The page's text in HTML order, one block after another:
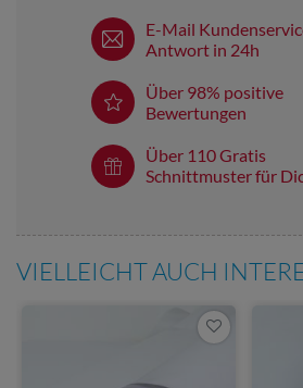
E-Mail
Antwort in 24h
Über 98% positive
Bewertungen
Über 110 Gratis
Schnittmuster für
VIELLEICHT AUCH